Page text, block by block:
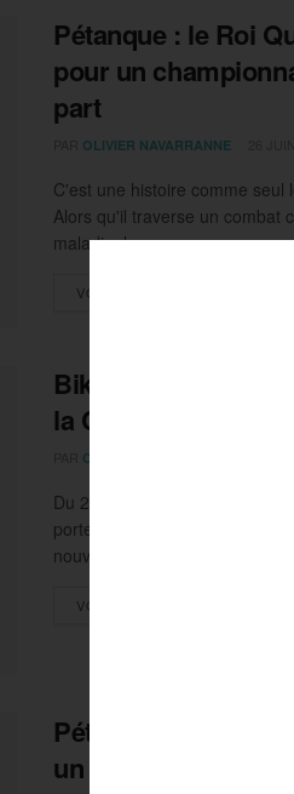
Pétanque : le Roi
pour un
part
OLIVIER NAVARRANNE
C'est une histoire comme seul
Alors qu'il traverse un combat
maladie, la...
VOIR PLUS
BikingMan, où
la Corse à vélo
OLIVIER NAVARRANNE
Du 24 au 31 mai, la commune
portes de Bastia, donnera le
nouvelle...
VOIR PLUS
Pétanque : les
un coup dans le